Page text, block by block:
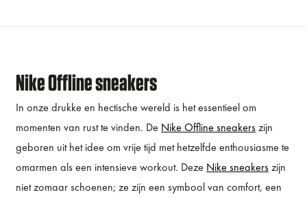
Nike Offline sneakers
In onze drukke en hectische wereld is het essentieel om
momenten van rust te vinden. De Nike Offline sneakerszijn
geboren uit het idee om vrije tijd met hetzelfde enthousiasme te
omarmen als een intensieve workout. Deze Nike sneakerszijn
niet zomaar schoenen; ze zijn een symbool van comfort, een